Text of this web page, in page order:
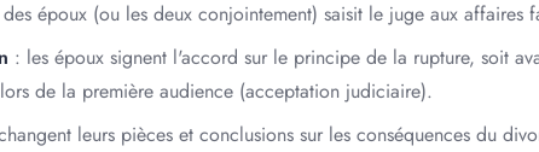
époux (ou les deux conjointement) saisit le juge aux affaires
: les époux signent l'accord sur le principe de la rupture, soit
de la première audience (acceptation judiciaire).
leurs pièces et conclusions sur les conséquences du